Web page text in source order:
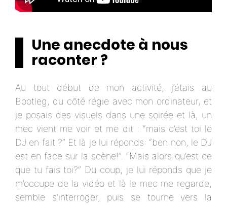
Une anecdote à nous
raconter ?
Au tout début de mon activité, j’étais au
Bootleg, du côté régie avec mon ordinateur, et
je posais des visuels dans une soirée et là, un
mec vient me voir et me dit : “mais c’est toi le
DJ en fait ?” Et là je lui réponds: “ben non, le DJ
est en face sur la scène!”. “Mais alors qu’est ce
que tu fais toi?” Du coup, je lui réponds que je
m’occupe de la vidéo et là le mec me regarde,
semble s’interroger, puis se tourne vers la